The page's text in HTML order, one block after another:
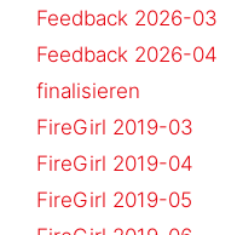
Feedback 2026-03
Feedback 2026-04
finalisieren
FireGirl 2019-03
FireGirl 2019-04
FireGirl 2019-05